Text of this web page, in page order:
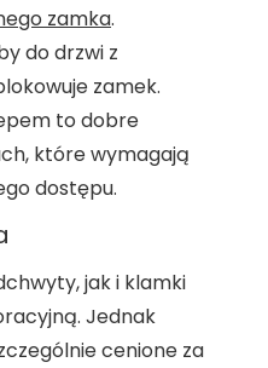
zamka.
do drzwi z
zamek.
to dobre
które wymagają
dostępu.
jak i klamki
Jednak
cenione za